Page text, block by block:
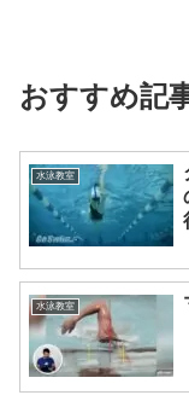
おすすめ記
水泳教室
水泳教室